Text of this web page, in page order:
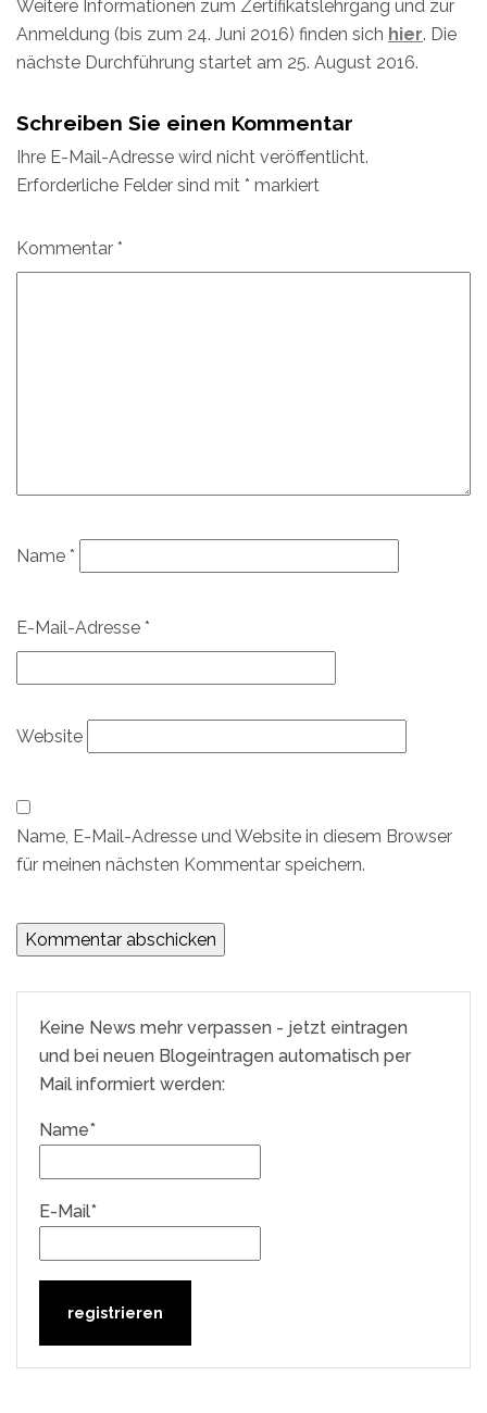
Weitere Informationen zum Zertifikatslehrgang und zur
Anmeldung (bis zum 24. Juni 2016) finden sich hier. Die
nächste Durchführung startet am 25. August 2016.
Schreiben Sie einen Kommentar
Ihre E-Mail-Adresse wird nicht veröffentlicht.
Erforderliche Felder sind mit * markiert
Kommentar *
Name *
E-Mail-Adresse *
Website
Name, E-Mail-Adresse und Website in diesem Browser
für meinen nächsten Kommentar speichern.
Keine News mehr verpassen - jetzt eintragen
und bei neuen Blogeintragen automatisch per
Mail informiert werden:
Name*
E-Mail*